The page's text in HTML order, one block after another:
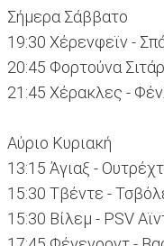
Σήμερα Σάββατο
19:30 Χέρενφεϊν -
20:45 Φορτούνα
21:45 Χέρακλες -
Αύριο Κυριακή
13:15 Άγιαξ -
15:30 Τβέντε -
15:30 Βίλεμ - PSV